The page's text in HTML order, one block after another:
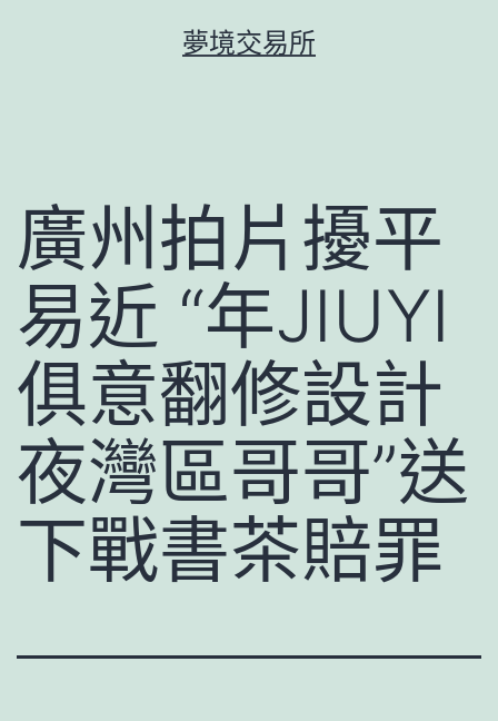
夢境交易所
廣州拍片擾平
易近 “年JIUYI
俱意翻修設計
夜灣區哥哥”送
下戰書茶賠罪